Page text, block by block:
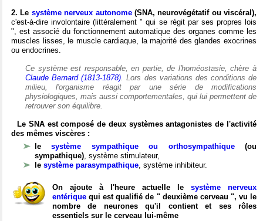
2. Le système nerveux autonome(SNA, neurovégétatif ou viscéral),
c'est-à-dire involontaire (littéralement " qui se régit par ses propres lois
", est associé du fonctionnement automatique des organes comme les
muscles lisses, le muscle cardiaque, la majorité des glandes exocrines
ou endocrines.
Ce système est responsable, en partie, de l'homéostasie, chère à
Claude Bernard (1813-1878). Lors des variations des conditions de
milieu, l'organisme réagit par une série de modifications
physiologiques, mais aussi comportementales, qui lui permettent de
retrouver son équilibre.
Le SNA est composé de deux systèmes antagonistes de l'activité
des mêmes viscères :
lesystème sympathique ou orthosympathique(ou
sympathique), système stimulateur,
le système parasympathique, système inhibiteur.
On ajoute à l'heure actuelle le système nerveux
entérique qui est qualifié de " deuxième cerveau ", vu le
nombre de neurones qu'il contient et ses rôles
essentiels sur le cerveau lui-même